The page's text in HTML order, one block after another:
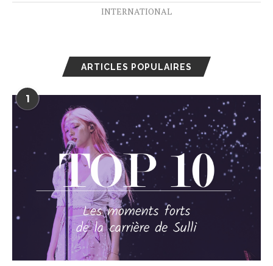
INTERNATIONAL
ARTICLES POPULAIRES
1